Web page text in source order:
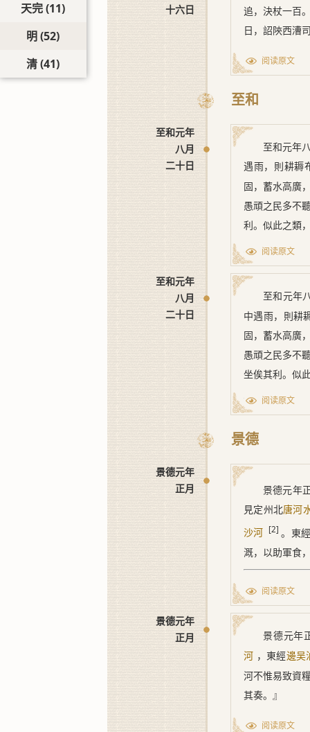
天完(11)
明(52)
清(41)
十六日
追，決杖一百
日，詔陝西漕
阅读原文
至和
至和元年
八月
二十日
至和元年
遇雨，則耕耨
固，蓄水高廣
愚頑之民多不
利。似此之類
受其弊，故不
京西等路每歲
有虚歲。伏知
利，亦不能勤
無由糾集，所
逐縣將元籍所
有田段畝數，
頭、陂長監
視差夫條約。
來堙塞遺跡，
作，多起訟端
舊跡，亦當
水面侵却不係
給文貼，令董
溉，不得壅障
情理重者，嚴
[3] ﹝四﹞此
[4] ﹝五﹞析
[5] ﹝一﹞狀
阅读原文
至和元年
八月
二十日
至和元年
中遇雨，則耕
固，蓄水高廣
愚頑之民多不
坐俟其利。似
之家，常受
路，每歲初春
歲。伏知江淮
集，所興之工
元籍所管及
據實户遠近，
催，本州差逐
雖完固，亦須
地勢合有可以
陂塘乾淺退出
官司不爲研窮
利衆。其有水
役
。或遇
障。所産魚蛤
阅读原文
景德
景德元年
正月
景德元年
見定州北唐河
沙河 [2] 。東
溉，以助軍食
[1] ﹝六﹞都
[2] ﹝七﹞沙
阅读原文
景德元年
正月
景德元年
河 ，東經邊吴
河不惟易致資
其奏。』
阅读原文